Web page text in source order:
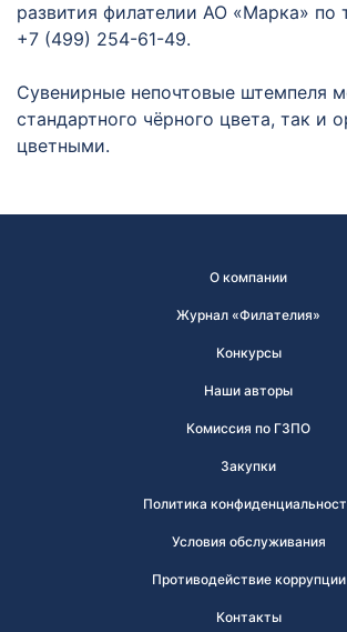
развития филателии АО «Марка» по
+7 (499) 254-61-49.
Сувенирные непочтовые штемпеля
стандартного чёрного цвета, так и
цветными.
О компании
Журнал «Филателия»
Конкурсы
Наши авторы
Комиссия по ГЗПО
Закупки
Политика
Условия обслуживания
Противодействие коррупции
Контакты